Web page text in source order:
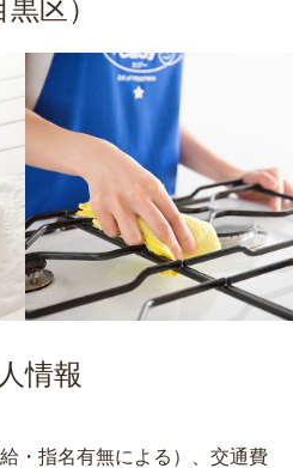
区）
情報
給・指名有無による）、交通費